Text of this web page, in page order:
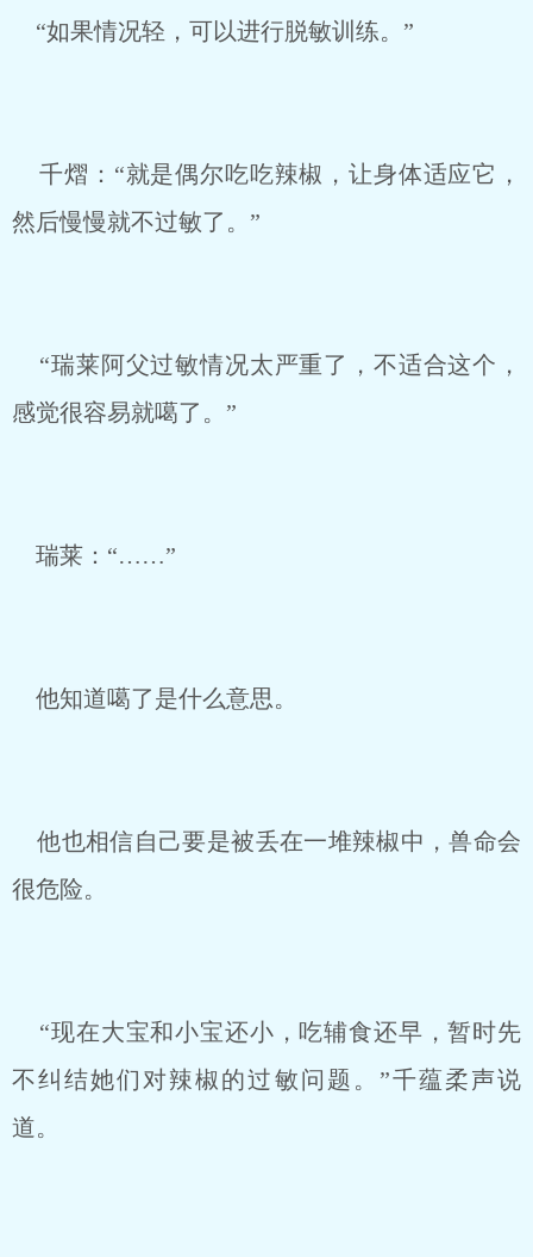
“如果情况轻，可以进行脱敏训练。”
千熠：“就是偶尔吃吃辣椒，让身体适应它，
然后慢慢就不过敏了。”
“瑞莱阿父过敏情况太严重了，不适合这个，
感觉很容易就噶了。”
瑞莱：“……”
他知道噶了是什么意思。
他也相信自己要是被丢在一堆辣椒中，兽命会
很危险。
“现在大宝和小宝还小，吃辅食还早，暂时先
不纠结她们对辣椒的过敏问题。”千蕴柔声说
道。